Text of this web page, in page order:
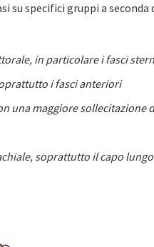
su specifici gruppi a
in particolare i fasci
i fasci anteriori
una maggiore sollecitazione
soprattutto il capo